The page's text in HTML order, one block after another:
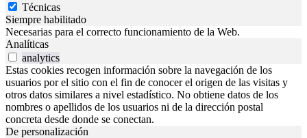
Técnicas
Siempre habilitado
Necesarias para el correcto funcionamiento de la Web.
Analíticas
analytics
Estas cookies recogen información sobre la navegación de los
usuarios por el sitio con el fin de conocer el origen de las visitas y
otros datos similares a nivel estadístico. No obtiene datos de los
nombres o apellidos de los usuarios ni de la dirección postal
concreta desde donde se conectan.
De personalización